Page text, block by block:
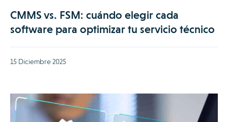
CMMS vs. FSM: cuándo elegir cada
software para optimizar tu servicio técnico
15 Diciembre 2025